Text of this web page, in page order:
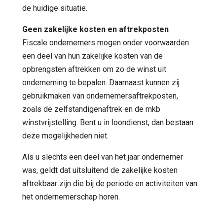
de huidige situatie.
Geen zakelijke kosten en aftrekposten
Fiscale ondernemers mogen onder voorwaarden
een deel van hun zakelijke kosten van de
opbrengsten aftrekken om zo de winst uit
onderneming te bepalen. Daarnaast kunnen zij
gebruikmaken van ondernemersaftrekposten,
zoals de zelfstandigenaftrek en de mkb
winstvrijstelling. Bent u in loondienst, dan bestaan
deze mogelijkheden niet.
Als u slechts een deel van het jaar ondernemer
was, geldt dat uitsluitend de zakelijke kosten
aftrekbaar zijn die bij de periode en activiteiten van
het ondernemerschap horen.